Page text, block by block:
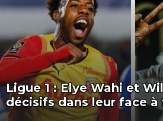
Ligue 1 : Elye Wahi et
décisifs dans leur face à